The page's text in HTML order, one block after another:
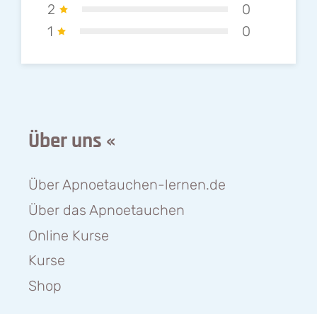
2
0
1
0
Über uns «
Über Apnoetauchen-lernen.de
Über das Apnoetauchen
Online Kurse
Kurse
Shop